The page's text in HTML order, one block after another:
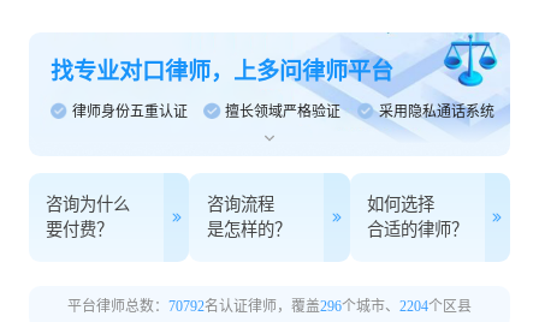
找专业对口律师，上多问律师平台
律师身份五重认证 擅长领域严格验证 采用隐私通话系统
咨询为什么
要付费？
咨询流程
是怎样的？
如何选择
合适的律师？
平台律师总数： 70792名认证律师，覆盖296个城市、 2204个区县